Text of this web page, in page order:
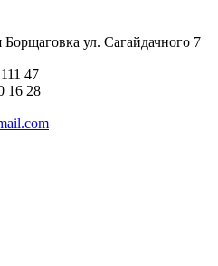
ул. Сагайдачного 7
47
16 28